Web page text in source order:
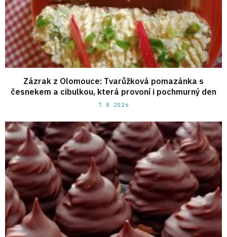
Zázrak z Olomouce: Tvarůžková pomazánka s
česnekem a cibulkou, která provoní i pochmurný den
7. 8. 2026